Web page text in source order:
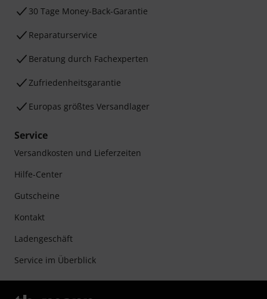
30 Tage Money-Back-Garantie
Reparaturservice
Beratung durch Fachexperten
Zufriedenheitsgarantie
Europas größtes Versandlager
Service
Versandkosten und Lieferzeiten
Hilfe-Center
Gutscheine
Kontakt
Ladengeschäft
Service im Überblick